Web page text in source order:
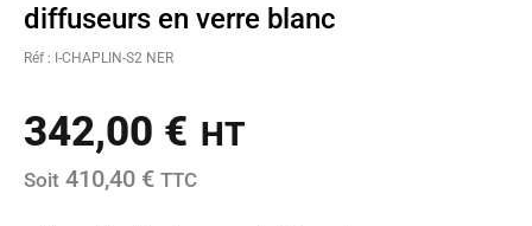
diffuseurs en verre blanc
Réf : I-CHAPLIN-S2 NER
342,00 € HT
Soit 410,40 € TTC